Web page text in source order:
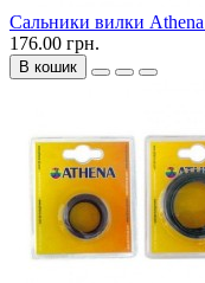
Сальники вилки
176.00 грн.
В кошик